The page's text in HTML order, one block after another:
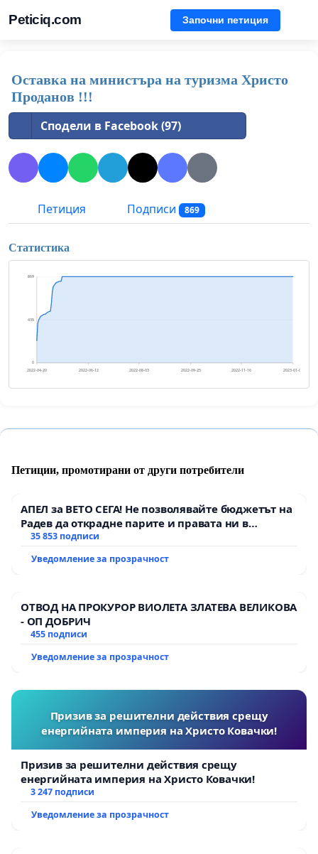
Peticiq.com Започни петиция
Оставка на министъра на туризма Христо
Проданов !!!
Сподели в Facebook (97)
Петиция Подписи 869
Статистика
0
435
869
2022-04-20 2022-06-12 2022-08-03 2022-09-25 2022-11-16 2023-01-08
Петиции, промотирани от други потребители
АПЕЛ за ВЕТО СЕГА! Не позволявайте бюджетът на
Радев да открадне парите и правата ни в
тъмното
35 853 подписи
Уведомление за прозрачност
ОТВОД НА ПРОКУРОР ВИОЛЕТА ЗЛАТЕВА ВЕЛИКОВА
- ОП ДОБРИЧ
455 подписи
Уведомление за прозрачност
Призив за решителни действия срещу
енергийната империя на Христо Ковачки!
Призив за решителни действия срещу
енергийната империя на Христо Ковачки!
3 247 подписи
Уведомление за прозрачност